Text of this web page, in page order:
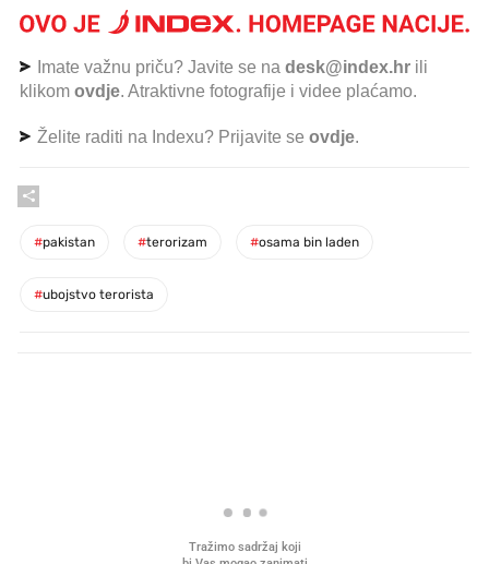
Imate važnu priču? Javite se na desk@index.hr ili
klikom ovdje. Atraktivne fotografije i videe plaćamo.
Želite raditi na Indexu? Prijavite se ovdje.
#pakistan #terorizam #osama bin laden
#ubojstvo terorista